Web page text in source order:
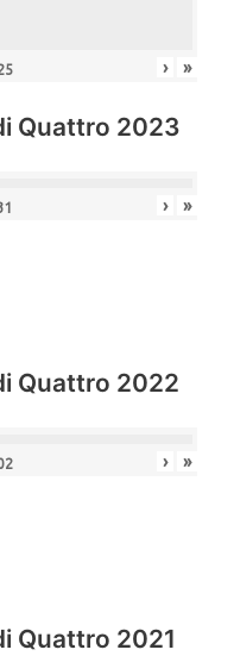
› »
Quattro 2023
› »
Quattro 2022
› »
Quattro 2021